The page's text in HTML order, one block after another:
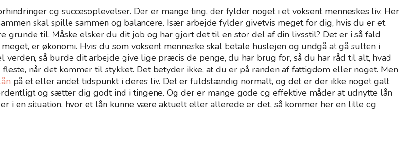
og succesoplevelser. Der er mange ting, der fylder noget i et voksent menneskes liv. Her
skal spille sammen og balancere. Især arbejde fylder givetvis meget for dig, hvis du er et
grunde til. Måske elsker du dit job og har gjort det til en stor del af din livsstil? Det er i så fald
er økonomi. Hvis du som voksent menneske skal betale huslejen og undgå at gå sulten i
så burde dit arbejde give lige præcis de penge, du har brug for, så du har råd til alt, hvad
når det kommer til stykket. Det betyder ikke, at du er på randen af fattigdom eller noget. Men
på et eller andet tidspunkt i deres liv. Det er fuldstændig normalt, og det er der ikke noget galt
og sætter dig godt ind i tingene. Og der er mange gode og effektive måder at udnytte lån
i en situation, hvor et lån kunne være aktuelt eller allerede er det, så kommer her en lille og